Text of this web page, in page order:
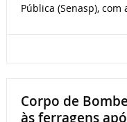
Pública (Senasp), com
Corpo de
às ferragens